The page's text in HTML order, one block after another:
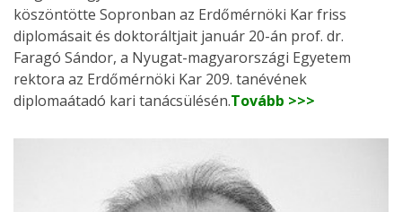
köszöntötte Sopronban az Erdőmérnöki Kar friss
diplomásait és doktoráltjait január 20-án prof. dr.
Faragó Sándor, a Nyugat-magyarországi Egyetem
rektora az Erdőmérnöki Kar 209. tanévének
diplomaátadó kari tanácsülésén.Tovább >>>